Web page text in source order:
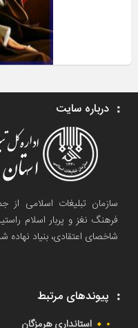
درباره سایت
سازمان تبلیغات اسلامی
فرهنگ نغز و پربار اسلام
شاخصای اعتقادی، بنیاد نهاده
پیوندهای مرتبط
استانداری هرمزگان